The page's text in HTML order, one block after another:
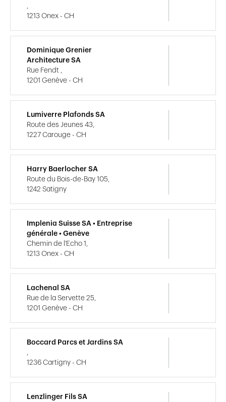
1213 Onex - CH
Dominique Grenier
Architecture SA
Rue Fendt ,
1201 Genève - CH
Lumiverre Plafonds SA
Route des Jeunes 43,
1227 Carouge - CH
Harry Baerlocher SA
Route du Bois-de-Bay 105,
1242 Satigny
Implenia Suisse SA • Entreprise
générale • Genève
Chemin de l'Echo 1,
1213 Onex - CH
Lachenal SA
Rue de la Servette 25,
1201 Genève - CH
Boccard Parcs et Jardins SA
1236 Cartigny - CH
Lenzlinger Fils SA